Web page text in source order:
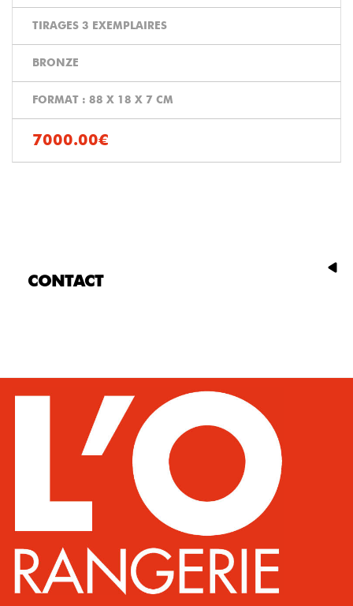
TIRAGES 3 EXEMPLAIRES
BRONZE
FORMAT : 88 X 18 X 7 CM
7000.00€
CONTACT